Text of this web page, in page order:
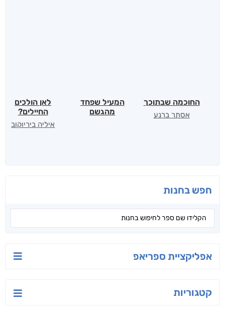
חפש בחנות
אפליקציית ספריאפ
קטגוריות
החוכמה שבתוכך
אסתר ברנע
המעיל שפחד
מהגשם
לאן הולכים
החיילים?
איליה ביריוקוב